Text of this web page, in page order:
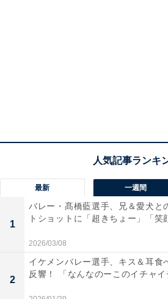
最新 一週間
1
バレー・髙橋藍選手、兄＆愛犬と
トショットに「超きちょー」「笑
2026/03/08
2
イケメンバレー選手、キス＆耳食
反響！ 「なんなのーこのイチャ